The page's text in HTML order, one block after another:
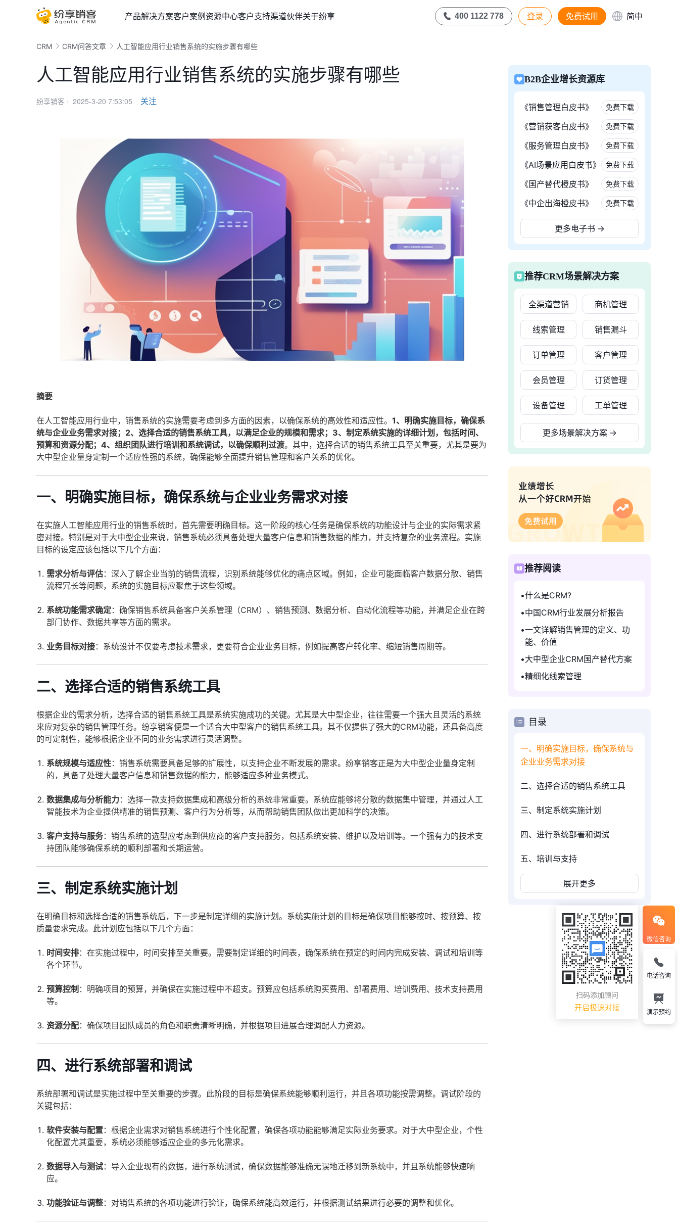
产品解决方案客户案例资源中心客户支持渠道伙伴关于纷享 400 1122 778 登录 免费试用 简中
CRM CRM问答文章 人工智能应用行业销售系统的实施步骤有哪些
人工智能应用行业销售系统的实施步骤有哪些
纷享销客 · 2025-3-20 7:53:05 关注
摘要
在人工智能应用行业中，销售系统的实施需要考虑到多方面的因素，以确保系统的高效性和适应性。 1、明确实施目标，确保系
统与企业业务需求对接；2、选择合适的销售系统工具，以满足企业的规模和需求；3、制定系统实施的详细计划，包括时间、
预算和资源分配；4、组织团队进行培训和系统调试，以确保顺利过渡。其中，选择合适的销售系统工具至关重要，尤其是要为
大中型企业量身定制一个适应性强的系统，确保能够全面提升销售管理和客户关系的优化。
一、明确实施目标，确保系统与企业业务需求对接
在实施人工智能应用行业的销售系统时，首先需要明确目标。这一阶段的核心任务是确保系统的功能设计与企业的实际需求紧
密对接。特别是对于大中型企业来说，销售系统必须具备处理大量客户信息和销售数据的能力，并支持复杂的业务流程。实施
目标的设定应该包括以下几个方面：
需求分析与评估：深入了解企业当前的销售流程，识别系统能够优化的痛点区域。例如，企业可能面临客户数据分散、销售
流程冗长等问题，系统的实施目标应聚焦于这些领域。
系统功能需求确定：确保销售系统具备客户关系管理（CRM）、销售预测、数据分析、自动化流程等功能，并满足企业在跨
部门协作、数据共享等方面的需求。
业务目标对接：系统设计不仅要考虑技术需求，更要符合企业业务目标，例如提高客户转化率、缩短销售周期等。
二、选择合适的销售系统工具
根据企业的需求分析，选择合适的销售系统工具是系统实施成功的关键。尤其是大中型企业，往往需要一个强大且灵活的系统
来应对复杂的销售管理任务。纷享销客便是一个适合大中型客户的销售系统工具。其不仅提供了强大的CRM功能，还具备高度
的可定制性，能够根据企业不同的业务需求进行灵活调整。
系统规模与适应性：销售系统需要具备足够的扩展性，以支持企业不断发展的需求。纷享销客正是为大中型企业量身定制
的，具备了处理大量客户信息和销售数据的能力，能够适应多种业务模式。
数据集成与分析能力：选择一款支持数据集成和高级分析的系统非常重要。系统应能够将分散的数据集中管理，并通过人工
智能技术为企业提供精准的销售预测、客户行为分析等，从而帮助销售团队做出更加科学的决策。
客户支持与服务：销售系统的选型应考虑到供应商的客户支持服务，包括系统安装、维护以及培训等。一个强有力的技术支
持团队能够确保系统的顺利部署和长期运营。
三、制定系统实施计划
在明确目标和选择合适的销售系统后，下一步是制定详细的实施计划。系统实施计划的目标是确保项目能够按时、按预算、按
质量要求完成。此计划应包括以下几个方面：
时间安排：在实施过程中，时间安排至关重要。需要制定详细的时间表，确保系统在预定的时间内完成安装、调试和培训等
各个环节。
预算控制 ：明确项目的预算，并确保在实施过程中不超支。预算应包括系统购买费用、部署费用、培训费用、技术支持费用
等。
资源分配：确保项目团队成员的角色和职责清晰明确，并根据项目进展合理调配人力资源。
四、进行系统部署和调试
系统部署和调试是实施过程中至关重要的步骤。此阶段的目标是确保系统能够顺利运行，并且各项功能按需调整。调试阶段的
关键包括：
软件安装与配置：根据企业需求对销售系统进行个性化配置，确保各项功能能够满足实际业务要求。对于大中型企业，个性
化配置尤其重要，系统必须能够适应企业的多元化需求。
数据导入与测试：导入企业现有的数据，进行系统测试，确保数据能够准确无误地迁移到新系统中，并且系统能够快速响
应。
功能验证与调整：对销售系统的各项功能进行验证，确保系统能高效运行，并根据测试结果进行必要的调整和优化。
B2B企业增长资源库
《销售管理白皮书》 免费下载
《营销获客白皮书》 免费下载
《服务管理白皮书》 免费下载
《AI场景应用白皮书》 免费下载
《国产替代橙皮书》 免费下载
《中企出海橙皮书》 免费下载
更多电子书 →
推荐CRM场景解决方案
全渠道营销 商机管理
线索管理 销售漏斗
订单管理 客户管理
会员管理 订货管理
设备管理 工单管理
更多场景解决方案 →
推荐阅读
什么是CRM?
中国CRM行业发展分析报告
一文详解销售管理的定义、功
能、价值
大中型企业CRM国产替代方案
精细化线索管理
目录
一、明确实施目标，确保系统与
企业业务需求对接
二、选择合适的销售系统工具
三、制定系统实施计划
四、进行系统部署和调试
五、培训与支持
展开更多
微信咨询
扫码添加顾问
开启极速对接
电话咨询
演示预约